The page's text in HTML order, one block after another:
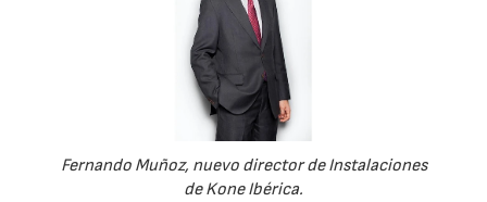
Fernando Muñoz, nuevo director de Instalaciones
de Kone Ibérica.